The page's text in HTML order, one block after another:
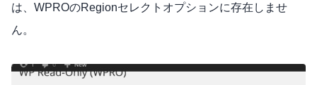
は、WPROのRegionセレクトオプションに存在しませ
ん。